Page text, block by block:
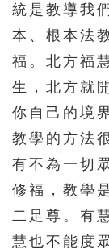
統是教導我
本、根本法
福。北方福
生，北方就
你自己的境
教學的方法
有不為一切
修福，教學
二足尊。有
慧也不能度